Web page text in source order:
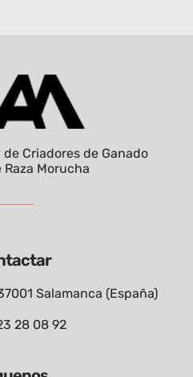
Salamanca (España)
28 08 92
Criadores de Ganado
Raza Morucha